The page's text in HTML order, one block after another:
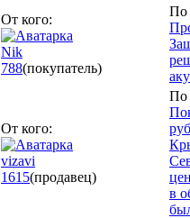
От кого:
Nik
788(покупатель)
По
От кого:
vizavi
1615(продавец)
По
в